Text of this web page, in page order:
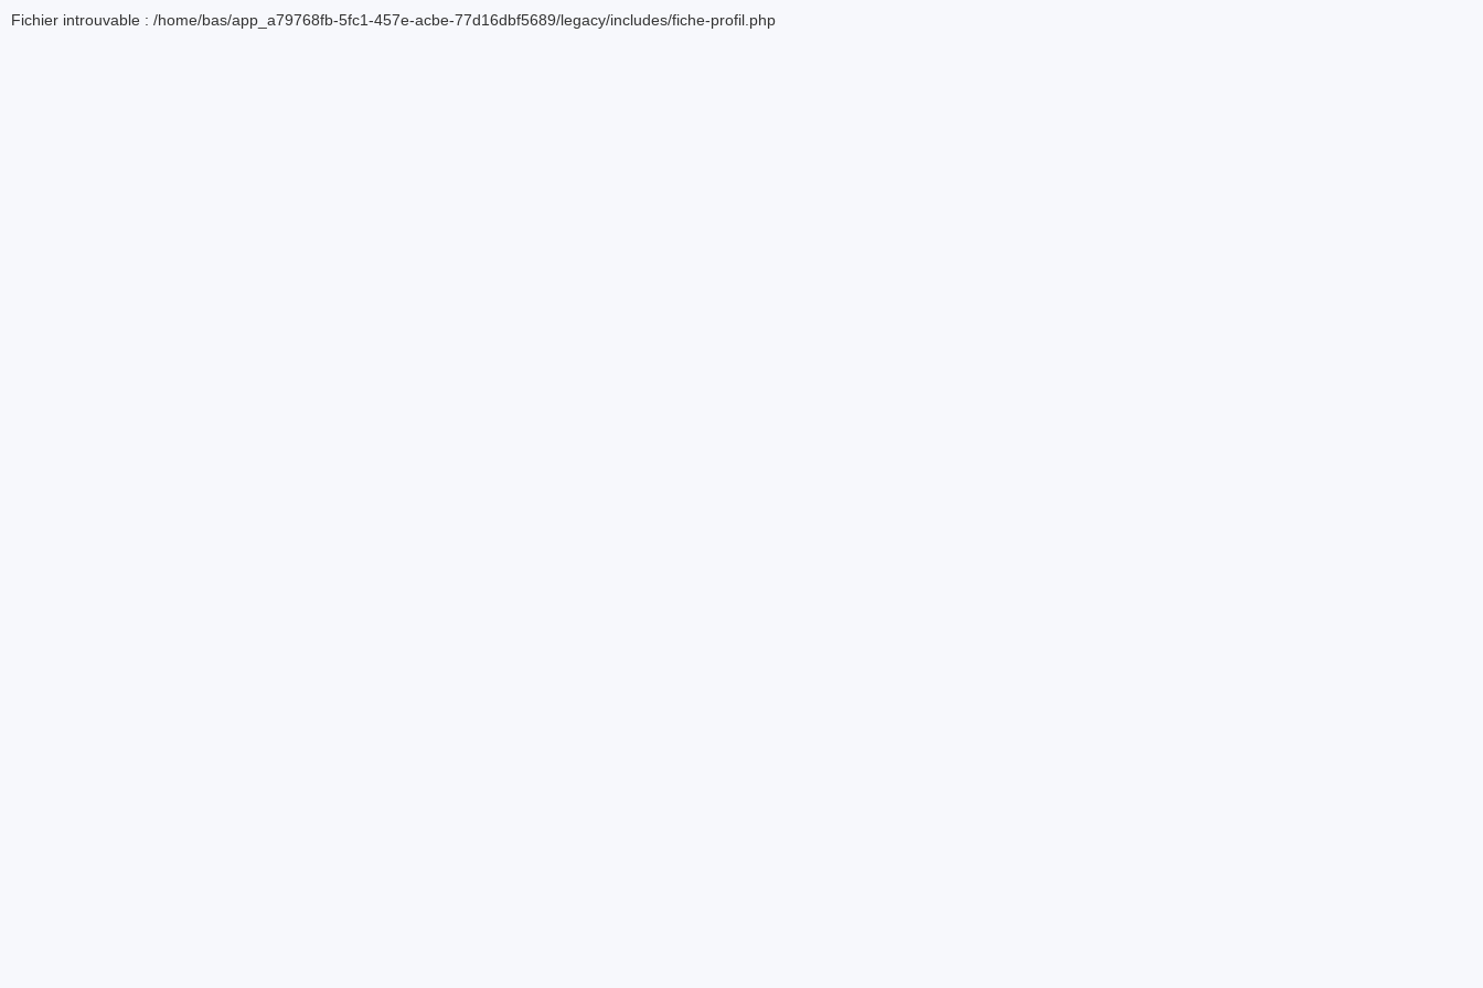
Fichier introuvable : /home/bas/app_a79768fb-5fc1-457e-acbe-77d16dbf5689/legacy/includes/fiche-profil.php